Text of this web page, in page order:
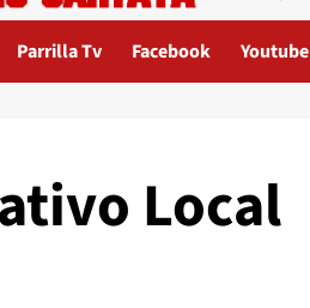
Parrilla Tv Facebook Youtube
Local